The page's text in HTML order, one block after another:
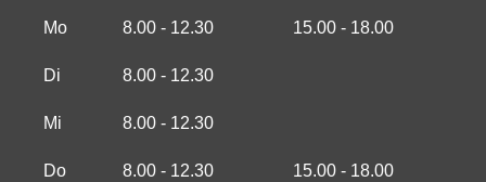
Mo 8.00 - 12.30 15.00 - 18.00
Di 8.00 - 12.30
Mi 8.00 - 12.30
Do 8.00 - 12.30 15.00 - 18.00